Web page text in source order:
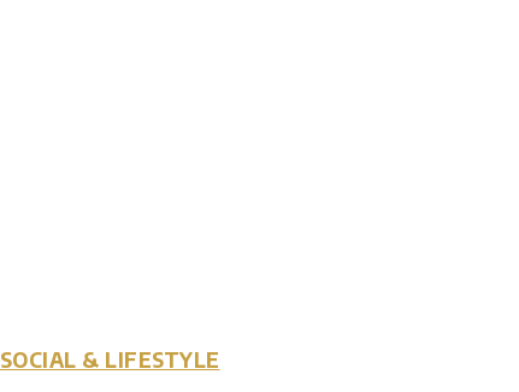
SOCIAL & LIFESTYLE